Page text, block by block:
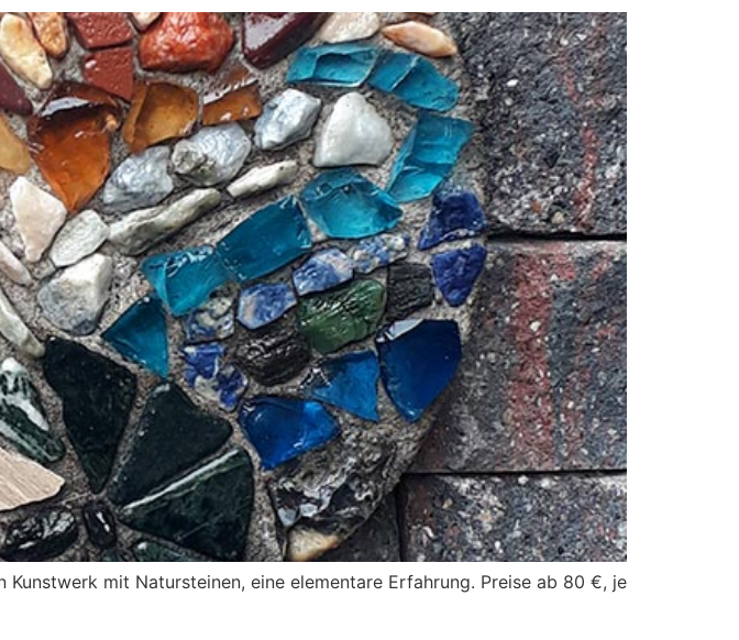
mit Natursteinen, eine elementare Erfahrung. Preise ab 80 €, je